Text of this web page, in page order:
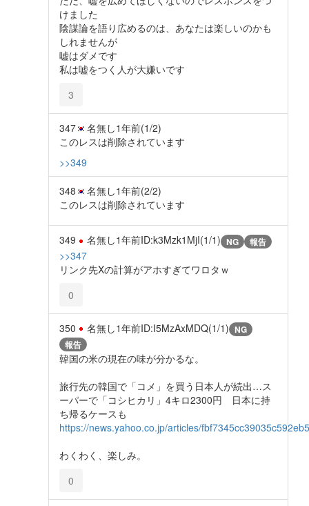
けました
陰謀論を語り広めるのは、あなたは楽しいのかも
しれませんが
嘘はダメです
私は嘘をつく人が大嫌いです
3
347 名無し1年前(1/2)
このレスは削除されています
>>349
348 名無し1年前(2/2)
このレスは削除されています
349 名無し1年前ID:k3Mzk1MjI(1/1) NG 報告
>>347
リンク先Xの計算がアホすぎてワロタｗ
0
350 名無し1年前ID:I5MzAxMDQ(1/1) NG
報告
韓国の米の現在の味が分かるな。
旅行先の韓国で「コメ」を買う日本人が続出…ス
ーパーで「コシヒカリ」4キロ2300円 日本に持
ち帰るケースも
https://news.yahoo.co.jp/articles/
わくわく、楽しみ。
0